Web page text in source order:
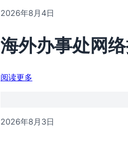
2026年8月4日
海外办事处网
阅读更多
2026年8月3日